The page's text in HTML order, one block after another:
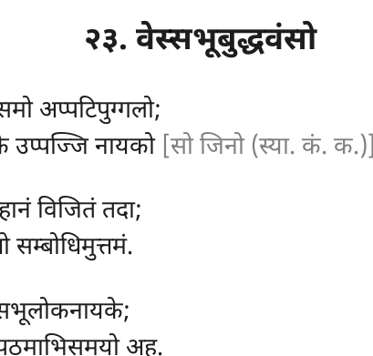
२३. वेस्सभूबुद्धवंसो
अप्पटिपुग्गलो;
उप्पज्जि नायको [सो जिनो (स्या. कं. क.)]
विजितं तदा;
सम्बोधिमुत्तमं.
अहु.